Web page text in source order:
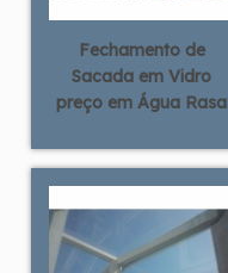
Fechamento de
Sacada em Vidro
preço em Água Rasa